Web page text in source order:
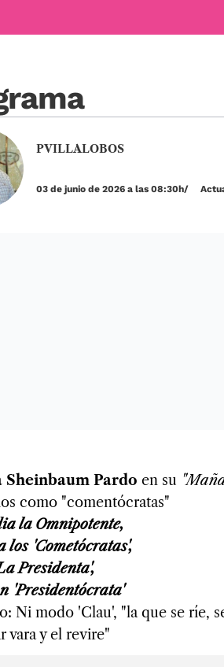
PVILLALOBOS
03 de junio de 2026 a las 08:30h
Sheinbaum Pardo en su
como "comentócratas"
la Omnipotente,
los 'Cometócratas',
Presidenta',
'Presidentócrata'
Ni modo 'Clau', "la que se ríe,
vara y el revire"